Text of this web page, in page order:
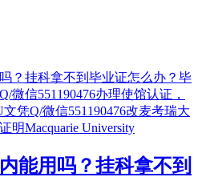
能用吗？挂科拿不到